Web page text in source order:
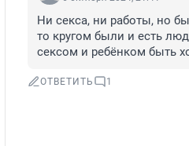
Ни секса, ни работы, но
то кругом были и есть
сексом и ребёнком быть
ОТВЕТИТЬ 1